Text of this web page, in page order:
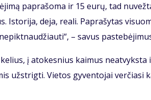
pa­pra­šo­ma ir 15 eu­rų, tad
Is­to­ri­ja, de­ja, re­a­li. Pa­pra­šy­tas
– sa­vus
į ato­kes­nius kai­mus
už­strig­ti. Vie­tos gy­ven­to­jai ver­čia­si